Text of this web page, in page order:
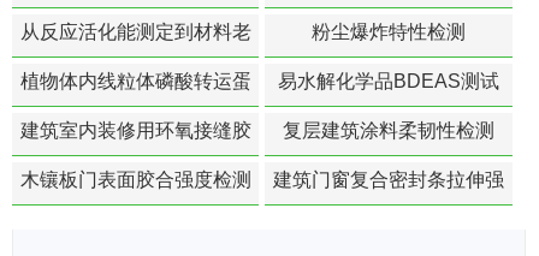
从反应活化能测定到材料老
化寿命预测的经典模型
粉尘爆炸特性检测
植物体内线粒体磷酸转运蛋
白活性检测
易水解化学品BDEAS测试
建筑室内装修用环氧接缝胶
苯含量检测
复层建筑涂料柔韧性检测
木镶板门表面胶合强度检测
建筑门窗复合密封条拉伸强